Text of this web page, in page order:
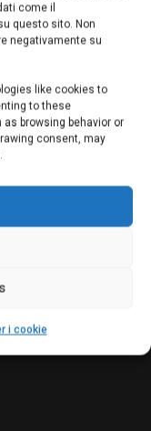
come il
questo sito. Non
negativamente su
like cookies to
to these
browsing behavior or
consent, may
i cookie
e propria suite di
the cloud”.
installare nulla:
o del netbook,
Android o il nostro
disposizione […]